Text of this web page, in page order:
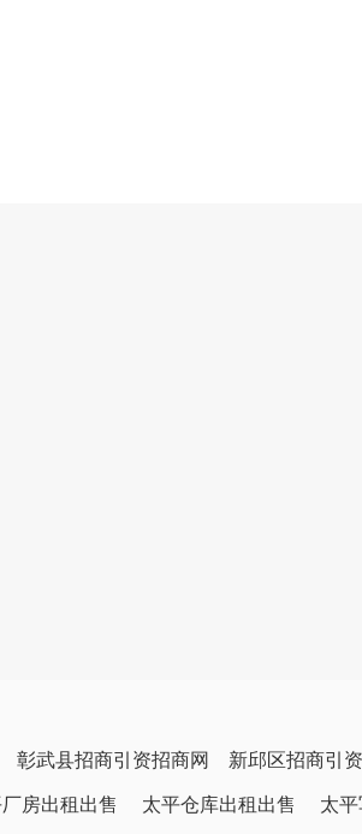
彰武县招商引资招商网 新邱区招商引
房出租出售 太平仓库出租出售 太